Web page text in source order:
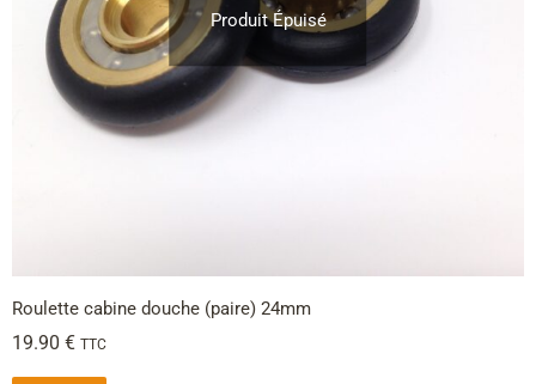
Produit Épuisé
Roulette cabine douche (paire) 24mm
19.90 € TTC